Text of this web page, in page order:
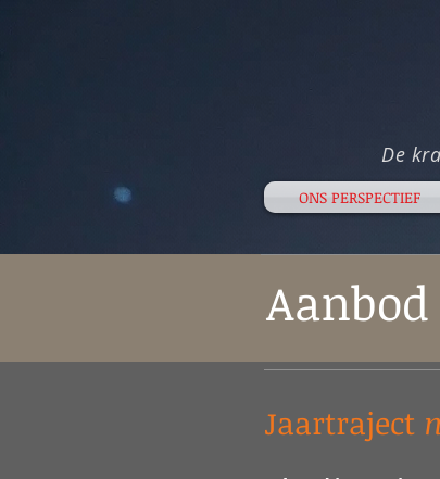
De
ONS PERSPECTIEF
Aanbod
Jaartraject